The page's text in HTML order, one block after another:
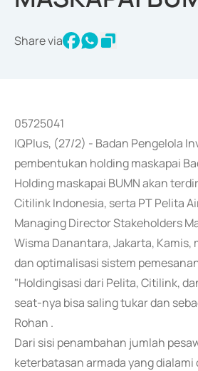
Share via
05725041
IQPlus, (27/2) - Badan Pengelola
pembentukan holding maskapai
Holding maskapai BUMN akan
Citilink Indonesia, serta PT Pelita
Managing Director Stakeholders
Wisma Danantara, Jakarta,
dan optimalisasi sistem
"Holdingisasi dari Pelita, Citilink,
seat-nya bisa saling tukar dan
Rohan .
Dari sisi penambahan jumlah
keterbatasan armada yang